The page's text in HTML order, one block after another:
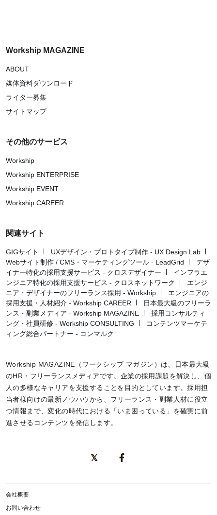
Workship MAGAZINE
ABOUT
媒体資料ダウンロード
ライター募集
サイトマップ
その他のサービス
Workship
Workship ENTERPRISE
Workship EVENT
Workship CAREER
関連サイト
GIGサイト
UXデザイン・プロトタイプ制作 - UX Design Lab
Webサイト制作 / CMS・マーケティングツール - LeadGrid
デザ
イナー特化の採用支援サービス - クロスデザイナー
インフラエ
ンジニア特化の採用支援サービス - クロスネットワーク
エンジ
ニア・デザイナーのフリーランス採用 - Workship
エンジニアの
採用支援・人材紹介 - Workship CAREER
日本最大級のフリーラ
ンス・副業メディア - Workship MAGAZINE
採用コンサルティ
ング・社員研修 - Workship CONSULTING
コンテンツマーケテ
ィング総合パートナー - コンマルク
Workship MAGAZINE（ワークシップ マガジン）は、日本最大級
のHR・フリーランスメディアです。企業の採用課題を解決し、個
人の多様なキャリアを支援することを目的としています。採用担
当者様向けの最新ノウハウから、フリーランス・副業人材に役立
つ情報まで、変化の時代における「いま困っている」を確実に前
進させるコンテンツを発信します。
会社概要
お問い合わせ